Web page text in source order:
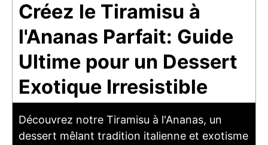
Créez le Tiramisu à
l'Ananas Parfait: Guide
Ultime pour un Dessert
Exotique Irresistible
Découvrez notre Tiramisu à l'Ananas, un
dessert mêlant tradition italienne et exotisme